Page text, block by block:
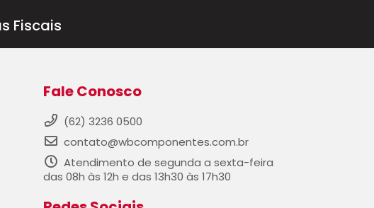
Fiscais
Fale Conosco
(62) 3236 0500
contato@wbcomponentes.com.br
Atendimento de segunda a sexta-feira
das 08h às 12h e das 13h30 às 17h30